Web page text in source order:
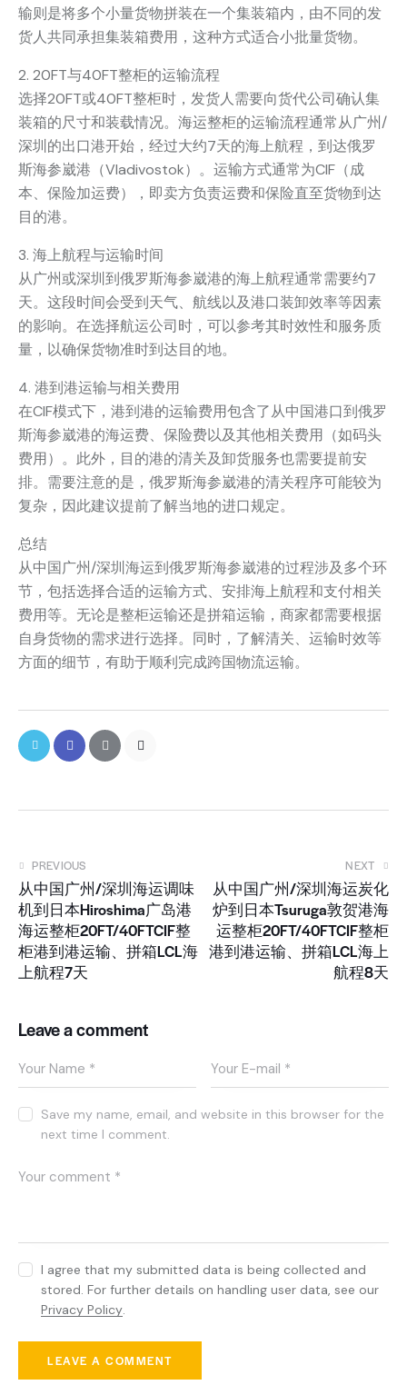
输则是将多个小量货物拼装在一个集装箱内，由不同的发
货人共同承担集装箱费用，这种方式适合小批量货物。
2. 20FT与40FT整柜的运输流程
选择20FT或40FT整柜时，发货人需要向货代公司确认集
装箱的尺寸和装载情况。海运整柜的运输流程通常从广州/
深圳的出口港开始，经过大约7天的海上航程，到达俄罗
斯海参崴港（Vladivostok）。运输方式通常为CIF（成
本、保险加运费），即卖方负责运费和保险直至货物到达
目的港。
3. 海上航程与运输时间
从广州或深圳到俄罗斯海参崴港的海上航程通常需要约7
天。这段时间会受到天气、航线以及港口装卸效率等因素
的影响。在选择航运公司时，可以参考其时效性和服务质
量，以确保货物准时到达目的地。
4. 港到港运输与相关费用
在CIF模式下，港到港的运输费用包含了从中国港口到俄罗
斯海参崴港的海运费、保险费以及其他相关费用（如码头
费用）。此外，目的港的清关及卸货服务也需要提前安
排。需要注意的是，俄罗斯海参崴港的清关程序可能较为
复杂，因此建议提前了解当地的进口规定。
总结
从中国广州/深圳海运到俄罗斯海参崴港的过程涉及多个环
节，包括选择合适的运输方式、安排海上航程和支付相关
费用等。无论是整柜运输还是拼箱运输，商家都需要根据
自身货物的需求进行选择。同时，了解清关、运输时效等
方面的细节，有助于顺利完成跨国物流运输。
PREVIOUS
从中国广州/深圳海运调味
机到日本Hiroshima广岛港
海运整柜20FT/40FTCIF整
柜港到港运输、拼箱LCL海
上航程7天
NEXT
从中国广州/深圳海运炭化
炉到日本Tsuruga敦贺港海
运整柜20FT/40FTCIF整柜
港到港运输、拼箱LCL海上
航程8天
Leave a comment
Save my name, email, and website in this browser for the
next time I comment.
I agree that my submitted data is being collected and
stored. For further details on handling user data, see our
Privacy Policy